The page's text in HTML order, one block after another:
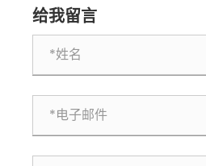
给我留言